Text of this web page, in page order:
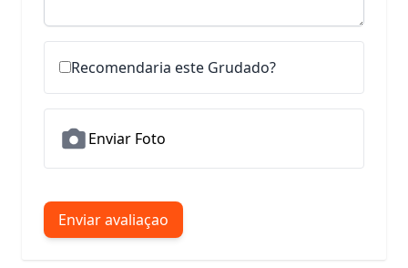
Recomendaria este Grudado?
Enviar Foto
Enviar avaliaçao